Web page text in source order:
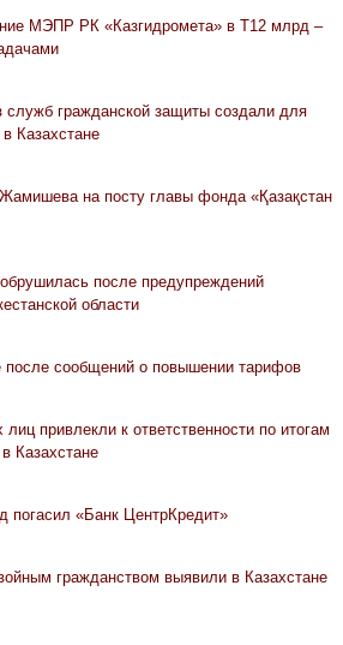
МЭПР РК «Казгидромета» в Т12 млрд –
служб гражданской защиты создали для
Казахстане
на посту главы фонда «Қазақстан
после предупреждений
области
после сообщений о повышении тарифов
привлекли к ответственности по итогам
Казахстане
погасил «Банк ЦентрКредит»
гражданством выявили в Казахстане